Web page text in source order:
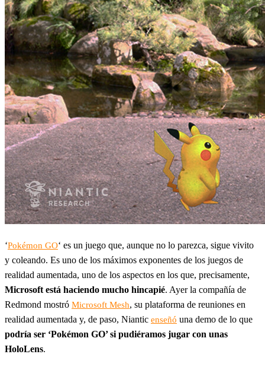
‘Pokémon GO‘ es un juego que, aunque no lo parezca, sigue vivito
y coleando. Es uno de los máximos exponentes de los juegos de
realidad aumentada, uno de los aspectos en los que, precisamente,
Microsoft está haciendo mucho hincapié. Ayer la compañía de
Redmond mostró Microsoft Mesh, su plataforma de reuniones en
realidad aumentada y, de paso, Niantic enseñó una demo de lo que
podría ser ‘Pokémon GO’ si pudiéramos jugar con unas
HoloLens.